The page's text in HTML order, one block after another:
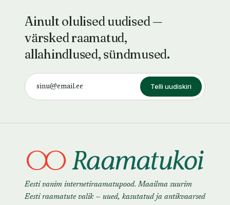
Ainult olulised uudised —
värsked raamatud,
allahindlused, sündmused.
Telli uudiskiri
Eesti vanim internetiraamatupood. Maailma suurim
Eesti raamatute valik — uued, kasutatud ja antikvaarsed